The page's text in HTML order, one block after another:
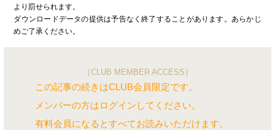
より罰せられます。
ダウンロードデータの提供は予告なく終了することがあります。あらかじ
めご了承ください。
［CLUB MEMBER ACCESS］
この記事の続きはCLUB会員限定です。
メンバーの方はログインしてください。
有料会員になるとすべてお読みいただけます。